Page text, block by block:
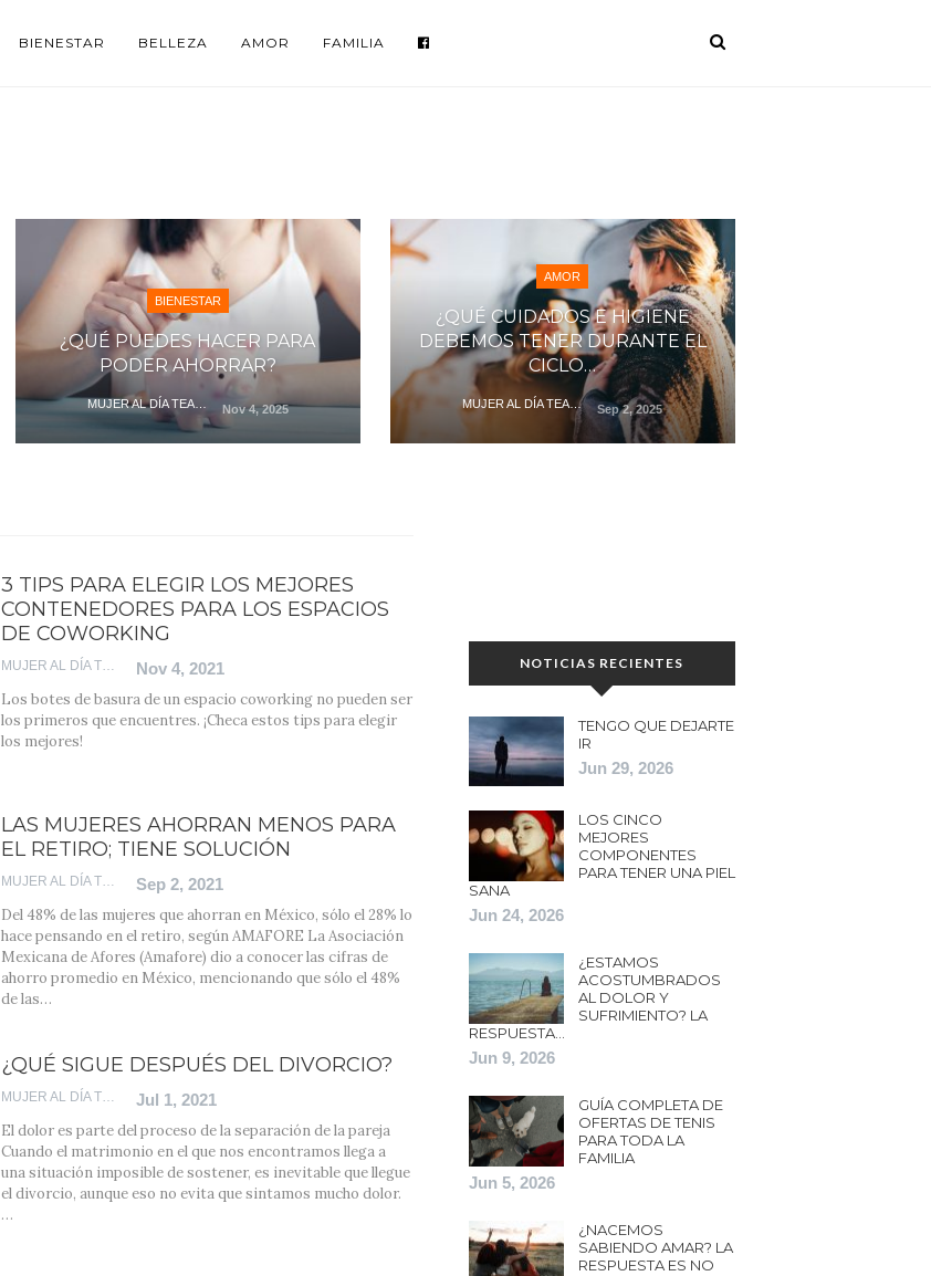
BIENESTAR BELLEZA AMOR FAMILIA
BIENESTAR
¿QUÉ PUEDES HACER PARA
PODER AHORRAR?
MUJER AL DÍA TEAM Nov 4, 2025
AMOR
¿QUÉ CUIDADOS E HIGIENE
DEBEMOS TENER DURANTE EL
CICLO…
MUJER AL DÍA TEAM Sep 2, 2025
3 TIPS PARA ELEGIR LOS MEJORES
CONTENEDORES PARA LOS ESPACIOS
DE COWORKING
MUJER AL DÍA TEAM
Nov 4, 2021
Los botes de basura de un espacio coworking no pueden ser
los primeros que encuentres. ¡Checa estos tips para elegir
los mejores!
LAS MUJERES AHORRAN MENOS PARA
EL RETIRO; TIENE SOLUCIÓN
MUJER AL DÍA TEAM
Sep 2, 2021
Del 48% de las mujeres que ahorran en México, sólo el 28% lo
hace pensando en el retiro, según AMAFORE La Asociación
Mexicana de Afores (Amafore) dio a conocer las cifras de
ahorro promedio en México, mencionando que sólo el 48%
de las…
¿QUÉ SIGUE DESPUÉS DEL DIVORCIO?
MUJER AL DÍA TEAM
Jul 1, 2021
El dolor es parte del proceso de la separación de la pareja
Cuando el matrimonio en el que nos encontramos llega a
una situación imposible de sostener, es inevitable que llegue
el divorcio, aunque eso no evita que sintamos mucho dolor.
…
NOTICIAS RECIENTES
TENGO QUE DEJARTE
IR
Jun 29, 2026
LOS CINCO
MEJORES
COMPONENTES
PARA TENER UNA PIEL
SANA
Jun 24, 2026
¿ESTAMOS
ACOSTUMBRADOS
AL DOLOR Y
SUFRIMIENTO? LA
RESPUESTA…
Jun 9, 2026
GUÍA COMPLETA DE
OFERTAS DE TENIS
PARA TODA LA
FAMILIA
Jun 5, 2026
¿NACEMOS
SABIENDO AMAR? LA
RESPUESTA ES NO